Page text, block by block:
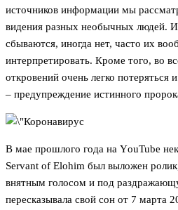
источников информации мы
видения разных необычных людей.
сбываются, иногда нет, часто их
интерпретировать. Кроме того, во
откровений очень легко потеряться
– предупреждение истинного
В мае прошлого года на YоuTube
Servant of Elohim был выложен
внятным голосом и под
пересказывала свой сон от 7 марта